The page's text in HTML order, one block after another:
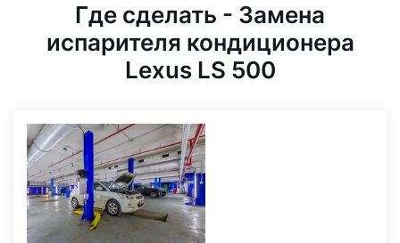
Где сделать - Замена
испарителя кондиционера
Lexus LS 500